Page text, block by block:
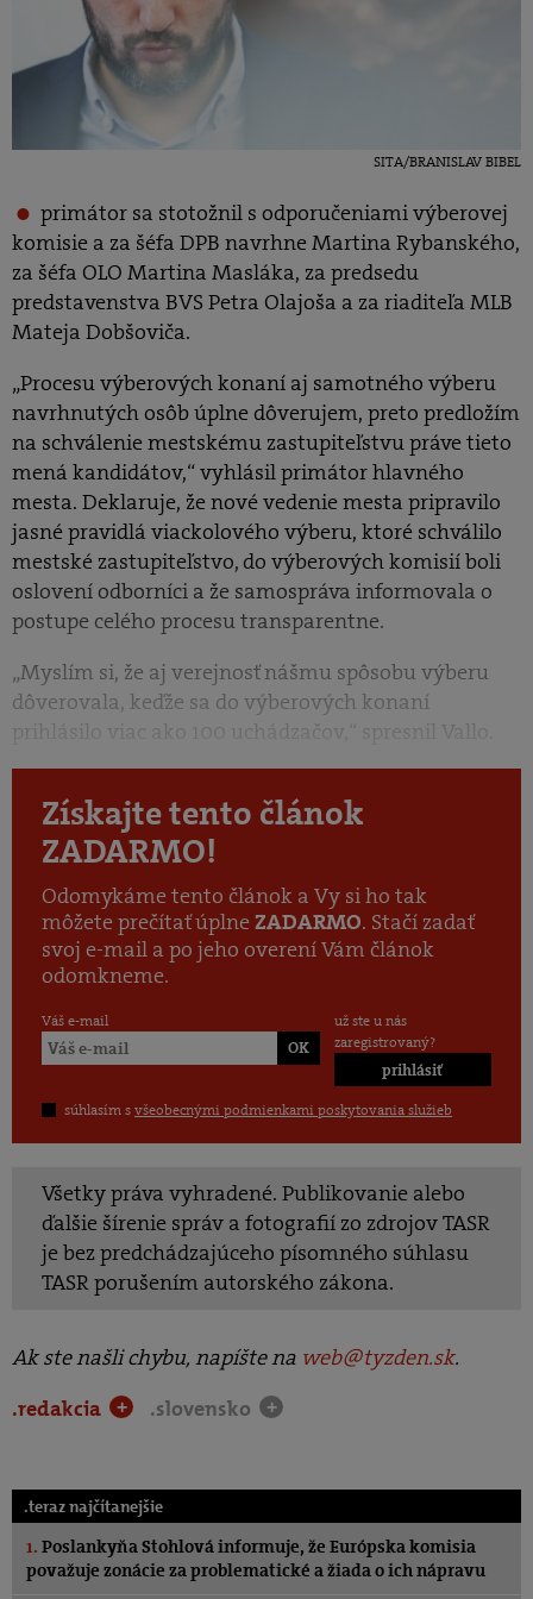
SITA/BRANISLAV BIBEL
primátor sa stotožnil s odporučeniami výberovej
komisie a za šéfa DPB navrhne Martina Rybanského,
za šéfa OLO Martina Masláka, za predsedu
predstavenstva BVS Petra Olajoša a za riaditeľa MLB
Mateja Dobšoviča.
„Procesu výberových konaní aj samotného výberu
navrhnutých osôb úplne dôverujem, preto predložím
na schválenie mestskému zastupiteľstvu práve tieto
mená kandidátov,“ vyhlásil primátor hlavného
mesta. Deklaruje, že nové vedenie mesta pripravilo
jasné pravidlá viackolového výberu, ktoré schválilo
mestské zastupiteľstvo, do výberových komisií boli
oslovení odborníci a že samospráva informovala o
postupe celého procesu transparentne.
„Myslím si, že aj verejnosť nášmu spôsobu výberu
dôverovala, keďže sa do výberových konaní
prihlásilo viac ako 100 uchádzačov,“ spresnil Vallo.
Získajte tento článok
ZADARMO!
Odomykáme tento článok a Vy si ho tak
môžete prečítať úplne ZADARMO. Stačí zadať
svoj e-mail a po jeho overení Vám článok
odomkneme.
Váš e-mail
už ste u nás
zaregistrovaný?
prihlásiť
súhlasím svšeobecnými podmienkami poskytovania služieb
Všetky práva vyhradené. Publikovanie alebo
ďalšie šírenie správ a fotografií zo zdrojov TASR
je bez predchádzajúceho písomného súhlasu
TASR porušením autorského zákona.
Ak ste našli chybu, napíšte na web@tyzden.sk.
.redakcia
+ .slovensko +
.teraz najčítanejšie
1. Poslankyňa Stohlová informuje, že Európska komisia
považuje zonácie za problematické a žiada o ich nápravu